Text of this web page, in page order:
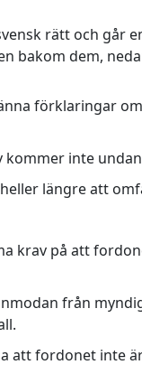
rätt och går
bakom dem,
förklaringar
kommer inte
längre att
krav på att
från
att fordonet inte